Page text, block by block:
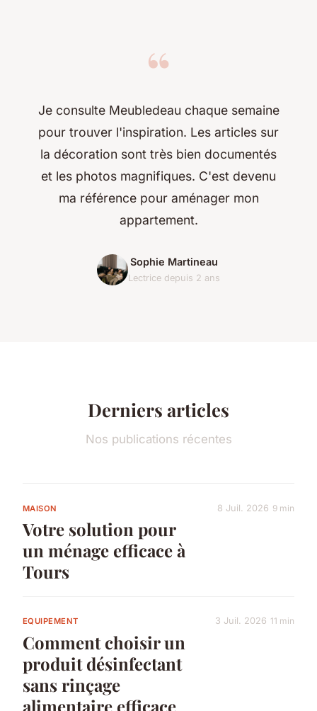
“
Je consulte Meubledeau chaque semaine
pour trouver l'inspiration. Les articles sur
la décoration sont très bien documentés
et les photos magnifiques. C'est devenu
ma référence pour aménager mon
appartement.
Sophie Martineau
Lectrice depuis 2 ans
Derniers articles
Nos publications récentes
MAISON
Votre solution pour
un ménage efficace à
Tours
8 Juil. 2026 9 min
EQUIPEMENT
Comment choisir un
produit désinfectant
sans rinçage
alimentaire efficace
3 Juil. 2026 11 min